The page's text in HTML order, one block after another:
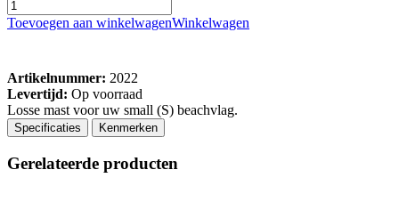
Toevoegen aan winkelwagenWinkelwagen
Artikelnummer: 2022
Levertijd: Op voorraad
Losse mast voor uw small (S) beachvlag.
Specificaties Kenmerken
Gerelateerde producten